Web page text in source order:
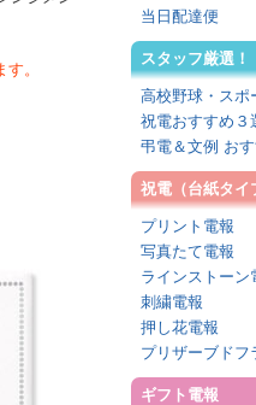
。
当日配達便
スタッフ厳選！
高校野球・スポ
祝電おすすめ３
弔電＆文例 お
祝電（台紙タイ
プリント電報
写真たて電報
ラインストーン
刺繍電報
押し花電報
プリザーブドフ
ギフト電報